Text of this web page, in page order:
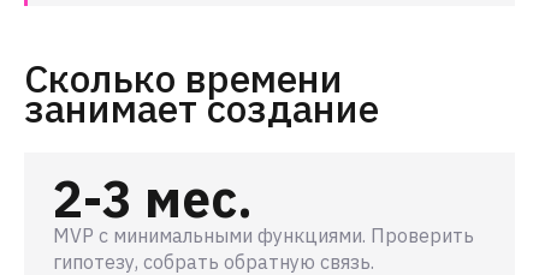
Сколько времени
занимает создание
2-3 мес.
MVP с минимальными функциями. Проверить
гипотезу, собрать обратную связь.